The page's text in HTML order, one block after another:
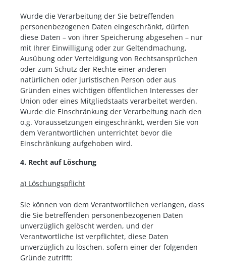
Wurde die Verarbeitung der Sie betreffenden
personenbezogenen Daten eingeschränkt, dürfen
diese Daten – von ihrer Speicherung abgesehen – nur
mit Ihrer Einwilligung oder zur Geltendmachung,
Ausübung oder Verteidigung von Rechtsansprüchen
oder zum Schutz der Rechte einer anderen
natürlichen oder juristischen Person oder aus
Gründen eines wichtigen öffentlichen Interesses der
Union oder eines Mitgliedstaats verarbeitet werden.
Wurde die Einschränkung der Verarbeitung nach den
o.g. Voraussetzungen eingeschränkt, werden Sie von
dem Verantwortlichen unterrichtet bevor die
Einschränkung aufgehoben wird.
4. Recht auf Löschung
a) Löschungspflicht
Sie können von dem Verantwortlichen verlangen, dass
die Sie betreffenden personenbezogenen Daten
unverzüglich gelöscht werden, und der
Verantwortliche ist verpflichtet, diese Daten
unverzüglich zu löschen, sofern einer der folgenden
Gründe zutrifft: